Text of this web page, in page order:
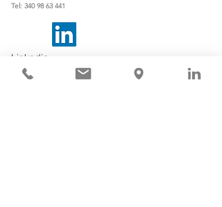
Tel: 340 98 63 441
Linkedin